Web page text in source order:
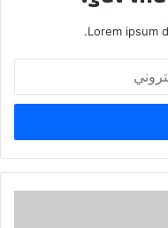
Lorem ipsum